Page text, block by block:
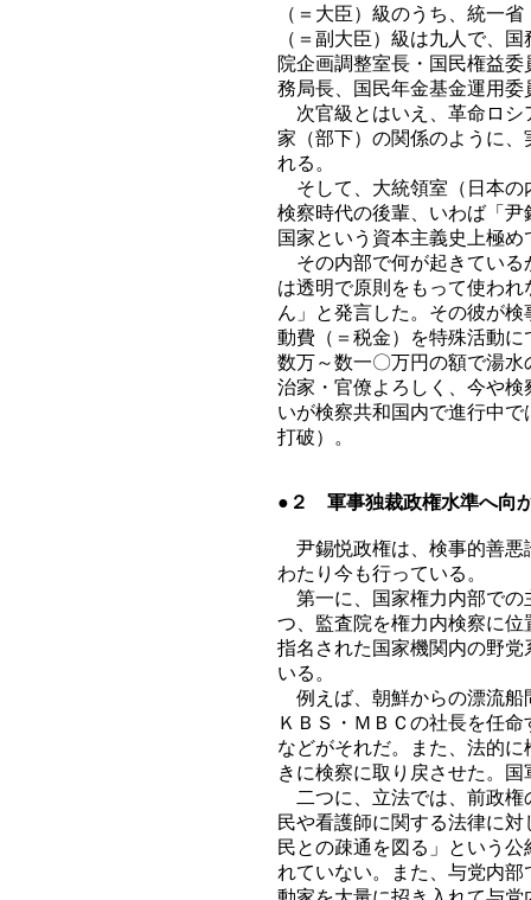
（＝大臣）級のうち、統一
（＝副大臣）級は九人で、
院企画調整室長・国民権益
務局長、国民年金基金運用
次官級とはいえ、革命ロシ
家（部下）の関係のように
れる。
そして、大統領室（日本の
検察時代の後輩、いわば「
国家という資本主義史上極
その内部で何が起きている
は透明で原則をもって使わ
ん」と発言した。その彼が
動費（＝税金）を特殊活動
数万～数一〇万円の額で湯
治家・官僚よろしく、今や
いが検察共和国内で進行中
打破）。
●２ 軍事独裁政権水準へ向
尹錫悦政権は、検事的善悪
わたり今も行っている。
第一に、国家権力内部での
つ、監査院を権力内検察に
指名された国家機関内の野
いる。
例えば、朝鮮からの漂流船
ＫＢＳ・ＭＢＣの社長を任
などがそれだ。また、法的
きに検察に取り戻させた。
二つに、立法では、前政権
民や看護師に関する法律に
民との疎通を図る」という
れていない。また、与党内